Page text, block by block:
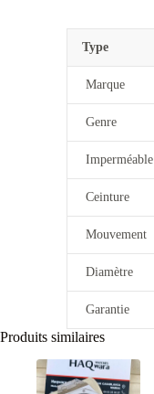
Type
Marque
Genre
Imperméable
Ceinture
Mouvement
Diamètre
Garantie
Produits similaires